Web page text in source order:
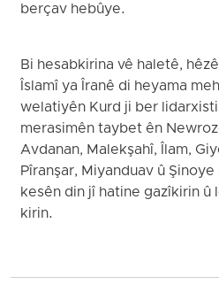
berçav hebûye.
Bi hesabkirina vê haletê,
Îslamî ya Îranê di heyama
welatiyên Kurd ji ber
merasimên taybet ên
Avdanan, Malekşahî, Îlam,
Pîranşar, Miyanduav û
kesên din jî hatine gazîkirin û
kirin.